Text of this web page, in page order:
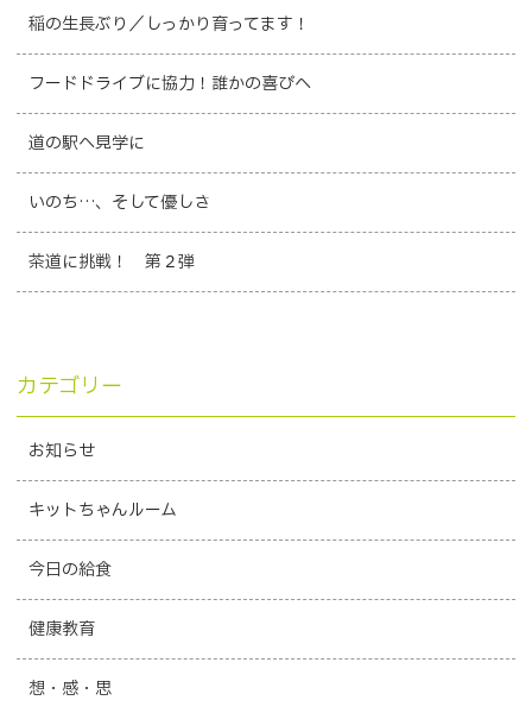
稲の生長ぶり／しっかり育ってます！
フードドライブに協力！誰かの喜びへ
道の駅へ見学に
いのち…、そして優しさ
茶道に挑戦！ 第２弾
カテゴリー
お知らせ
キットちゃんルーム
今日の給食
健康教育
想・感・思